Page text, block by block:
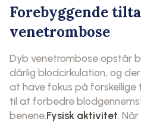
Forebyggende
venetrombose
Dyb venetrombose opstår
dårlig blodcirkulation, og
at have fokus på
til at forbedre
benene.Fysisk aktivitet.